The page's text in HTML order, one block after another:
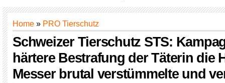
Home » PRO Tierschutz
Schweizer Tierschutz STS:
härtere Bestrafung der Täterin die
Messer brutal verstümmelte und